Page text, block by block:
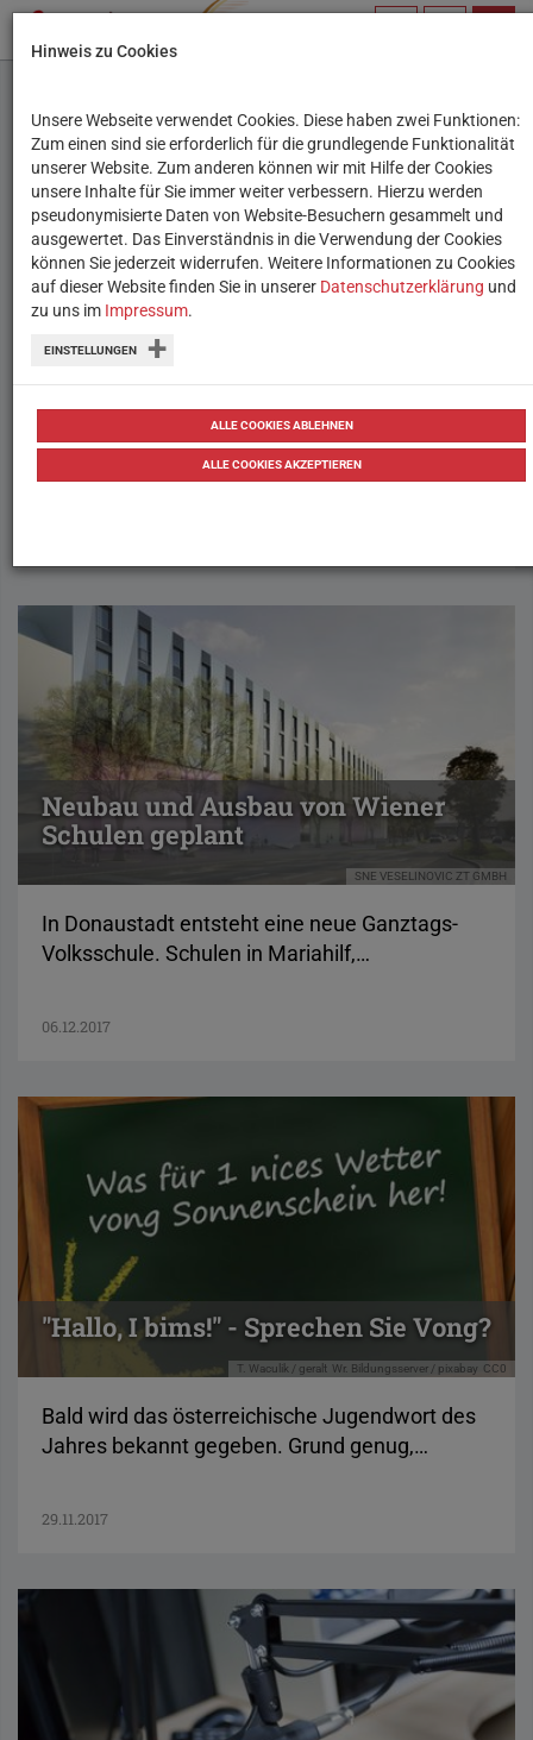
StockSnap Pixabay CC0
PIRLS-Studie: Kinder lesen wieder
besser
Die kürzlich veröffentlichten PIRLS-Ergebnisse
weisen Österreichs Volksschul-Kindern…
SNE VESELINOVIC ZT GMBH
Neubau und Ausbau von Wiener
Schulen geplant
In Donaustadt entsteht eine neue Ganztags-
Volksschule. Schulen in Mariahilf,…
06.12.2017
T. Waculik / geralt Wr. Bildungsserver / pixabay CC0
"Hallo, I bims!" - Sprechen Sie Vong?
Bald wird das österreichische Jugendwort des
Jahres bekannt gegeben. Grund genug,…
29.11.2017
Hinweis zu Cookies
Unsere Webseite verwendet Cookies. Diese haben zwei Funktionen:
Zum einen sind sie erforderlich für die grundlegende Funktionalität
unserer Website. Zum anderen können wir mit Hilfe der Cookies
unsere Inhalte für Sie immer weiter verbessern. Hierzu werden
pseudonymisierte Daten von Website-Besuchern gesammelt und
ausgewertet. Das Einverständnis in die Verwendung der Cookies
können Sie jederzeit widerrufen. Weitere Informationen zu Cookies
auf dieser Website finden Sie in unserer Datenschutzerklärung und
zu uns im Impressum.
EINSTELLUNGEN
ALLE COOKIES ABLEHNEN
ALLE COOKIES AKZEPTIEREN